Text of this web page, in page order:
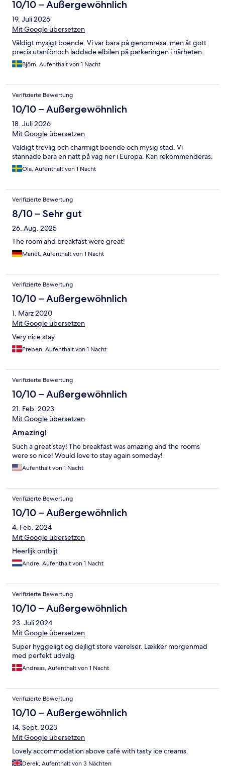
10/10 – Außergewöhnlich
19. Juli 2026
Mit Google übersetzen
Väldigt mysigt boende. Vi var bara på genomresa, men åt gott
precis utanför och laddade elbilen på parkeringen i närheten.
Björn, Aufenthalt von 1 Nacht
Verifizierte Bewertung
10/10 – Außergewöhnlich
18. Juli 2026
Mit Google übersetzen
Väldigt trevlig och charmigt boende och mysig stad. Vi
stannade bara en natt på väg ner i Europa. Kan rekommenderas.
Ola, Aufenthalt von 1 Nacht
Verifizierte Bewertung
8/10 – Sehr gut
26. Aug. 2025
The room and breakfast were great!
Mariët, Aufenthalt von 1 Nacht
Verifizierte Bewertung
10/10 – Außergewöhnlich
1. März 2020
Mit Google übersetzen
Very nice stay
Preben, Aufenthalt von 1 Nacht
Verifizierte Bewertung
10/10 – Außergewöhnlich
21. Feb. 2023
Mit Google übersetzen
Amazing!
Such a great stay! The breakfast was amazing and the rooms
were so nice! Would love to stay again someday!
Aufenthalt von 1 Nacht
Verifizierte Bewertung
10/10 – Außergewöhnlich
4. Feb. 2024
Mit Google übersetzen
Heerlijk ontbijt
Andre, Aufenthalt von 1 Nacht
Verifizierte Bewertung
10/10 – Außergewöhnlich
23. Juli 2024
Mit Google übersetzen
Super hyggeligt og dejligt store værelser. Lækker morgenmad
med perfekt udvalg
Andreas, Aufenthalt von 1 Nacht
Verifizierte Bewertung
10/10 – Außergewöhnlich
14. Sept. 2023
Mit Google übersetzen
Lovely accommodation above café with tasty ice creams.
Derek, Aufenthalt von 3 Nächten